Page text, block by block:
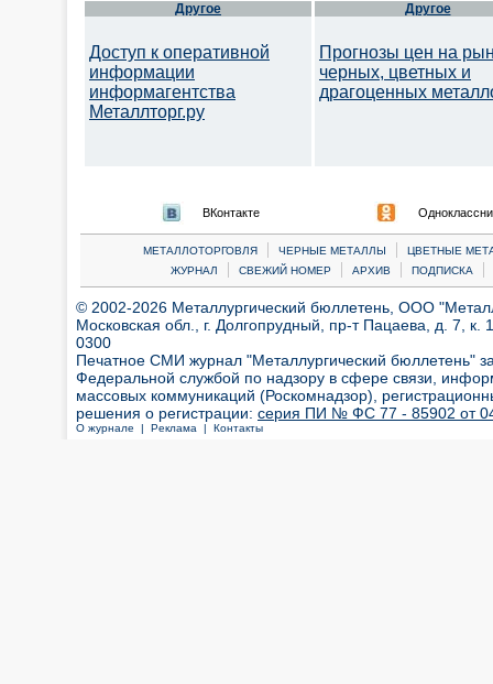
Другое
Доступ к оперативной
информации
информагентства
Металлторг.ру
Другое
Прогнозы цен на
черных, цветных и
драгоценных
ВКонтакте
МЕТАЛЛОТОРГОВЛЯ | ЧЕРНЫЕ МЕТАЛЛЫ |
ЦВЕТНЫЕ
ЖУРНАЛ
| СВЕЖИЙ НОМЕР | АРХИВ | ПОДПИСКА |
© 2002-2026 Металлургический бюллетень, ООО
Московская обл., г. Долгопрудный, пр-т Пацаева, д. 7,
0300
Печатное СМИ журнал "Металлургический бюллетень"
Федеральной службой по надзору в сфере связи,
массовых коммуникаций (Роскомнадзор),
решения о регистрации: серия ПИ № ФС 77 - 85902 от 04
О журнале | Реклама | Контакты